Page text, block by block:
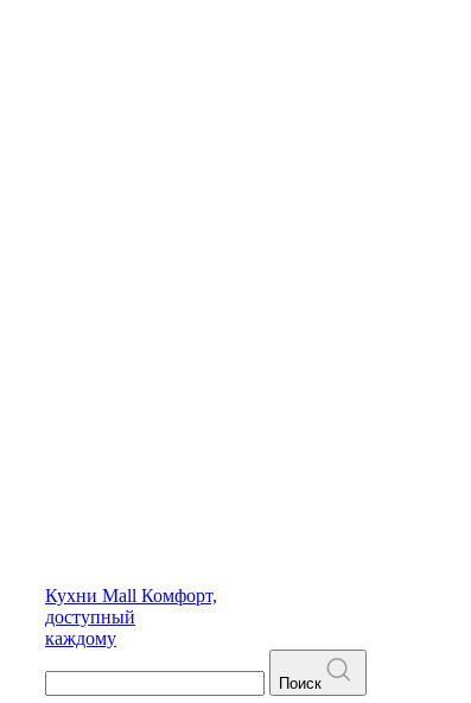
Кухни Mall Комфорт,
доступный
каждому
Поиск